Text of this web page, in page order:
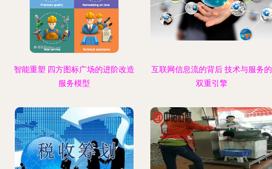
智能重塑 四方图标广场的进阶改造
服务模型
互联网信息流的背后 技术与服务的
双重引擎